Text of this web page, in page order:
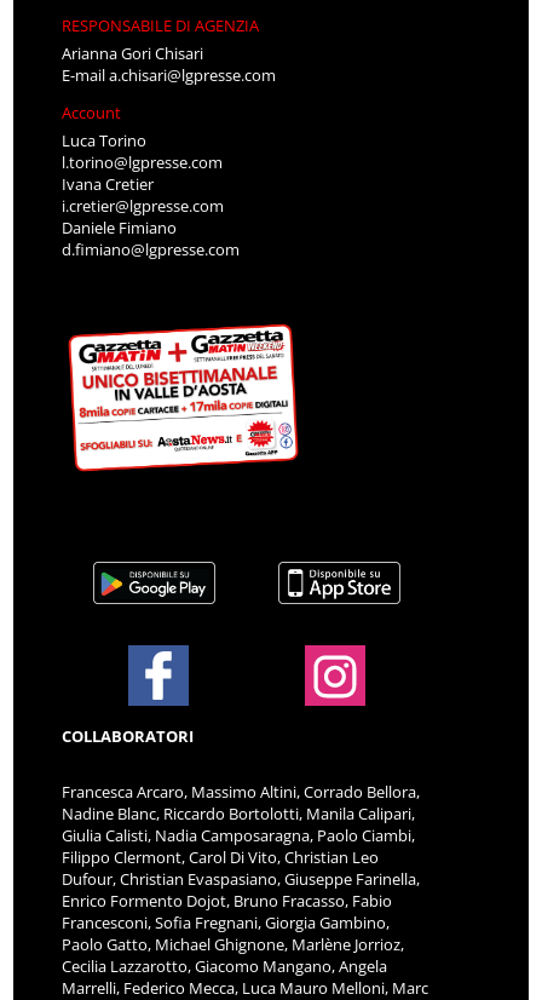
RESPONSABILE DI AGENZIA
Arianna Gori Chisari
E-maila.chisari@lgpresse.com
Account
Luca Torino
l.torino@lgpresse.com
Ivana Cretier
i.cretier@lgpresse.com
Daniele Fimiano
d.fimiano@lgpresse.com
COLLABORATORI
Francesca Arcaro, Massimo Altini, Corrado Bellora,
Nadine Blanc, Riccardo Bortolotti, Manila Calipari,
Giulia Calisti, Nadia Camposaragna, Paolo Ciambi,
Filippo Clermont, Carol Di Vito, Christian Leo
Dufour, Christian Evaspasiano, Giuseppe Farinella,
Enrico Formento Dojot, Bruno Fracasso, Fabio
Francesconi, Sofia Fregnani, Giorgia Gambino,
Paolo Gatto, Michael Ghignone, Marlène Jorrioz,
Cecilia Lazzarotto, Giacomo Mangano, Angela
Marrelli, Federico Mecca, Luca Mauro Melloni, Marc